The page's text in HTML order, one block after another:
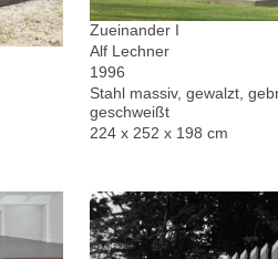
Zueinander I
Alf Lechner
1996
Stahl massiv, gewalzt,
geschweißt
224 x 252 x 198 cm